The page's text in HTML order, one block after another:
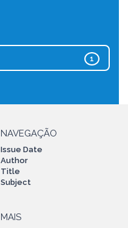
1
NAVEGAÇÃO
Issue Date
Author
Title
Subject
MAIS